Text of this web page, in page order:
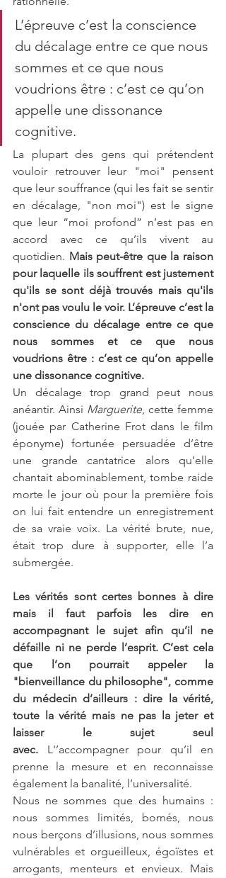
L’épreuve c’est la conscience
du décalage entre ce que nous
sommes et ce que nous
voudrions être : c’est ce qu’on
appelle une dissonance
cognitive.
La plupart des gens qui prétendent
vouloir retrouver leur "moi" pensent
que leur souffrance (qui les fait se sentir
en décalage, "non moi") est le signe
que leur “moi profond” n’est pas en
accord avec ce qu’ils vivent au
quotidien. Mais peut-être que la raison
pour laquelle ils souffrent est justement
qu'ils se sont déjà trouvés mais qu'ils
n'ont pas voulu le voir. L’épreuve c’est la
conscience du décalage entre ce que
nous sommes et ce que nous
voudrions être : c’est ce qu’on appelle
une dissonance cognitive.
Un décalage trop grand peut nous
anéantir. Ainsi Marguerite, cette femme
(jouée par Catherine Frot dans le film
éponyme) fortunée persuadée d’être
une grande cantatrice alors qu’elle
chantait abominablement, tombe raide
morte le jour où pour la première fois
on lui fait entendre un enregistrement
de sa vraie voix. La vérité brute, nue,
était trop dure à supporter, elle l’a
submergée.
Les vérités sont certes bonnes à dire
mais il faut parfois les dire en
accompagnant le sujet afin qu’il ne
défaille ni ne perde l’esprit. C’est cela
que l’on pourrait appeler la
"bienveillance du philosophe", comme
du médecin d’ailleurs : dire la vérité,
toute la vérité mais ne pas la jeter et
laisser le sujet seul
avec. L'’accompagner pour qu’il en
prenne la mesure et en reconnaisse
également la banalité, l’universalité.
Nous ne sommes que des humains :
nous sommes limités, bornés, nous
nous berçons d’illusions, nous sommes
vulnérables et orgueilleux, égoïstes et
arrogants, menteurs et envieux. Mais